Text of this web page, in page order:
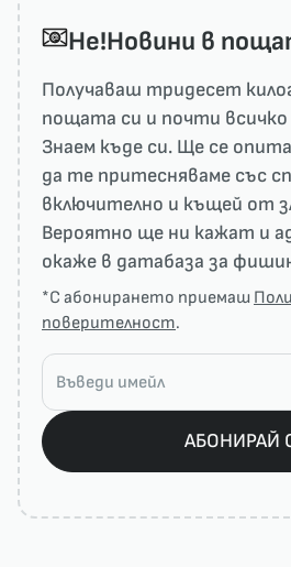
He!Новини в
Получаваш тридесет
пощата си и почти
Знаем къде си. Ще се
да те притесняваме със
включително и къщей от
Вероятно ще ни кажат и
окаже в датабаза за
*С абонирането приемаш
поверителност.
АБОНИРАЙ